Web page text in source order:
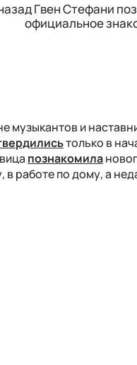
Гвен Стефани
официальное
музыкантов и
только в
познакомила
в работе по дому, а